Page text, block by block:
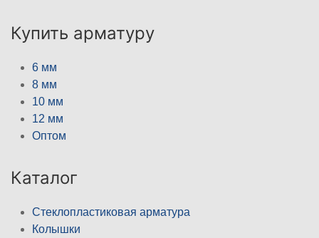
Купить арматуру
6 мм
8 мм
10 мм
12 мм
Оптом
Каталог
Стеклопластиковая арматура
Колышки